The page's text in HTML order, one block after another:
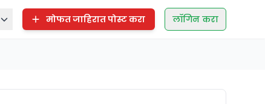
मोफत जाहिरात पोस्ट करा लॉगिन करा